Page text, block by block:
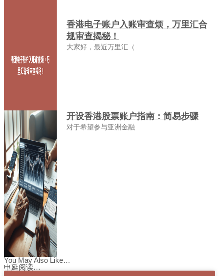
香港电子账户入账审查烦，万里汇合
规审查揭秘！
大家好，最近万里汇（
开设香港股票账户指南：简易步骤
对于希望参与亚洲金融
You May Also Like…
申延阅读…